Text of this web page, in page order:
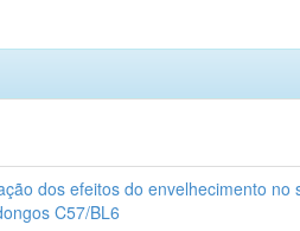
dos efeitos do envelhecimento no
C57/BL6